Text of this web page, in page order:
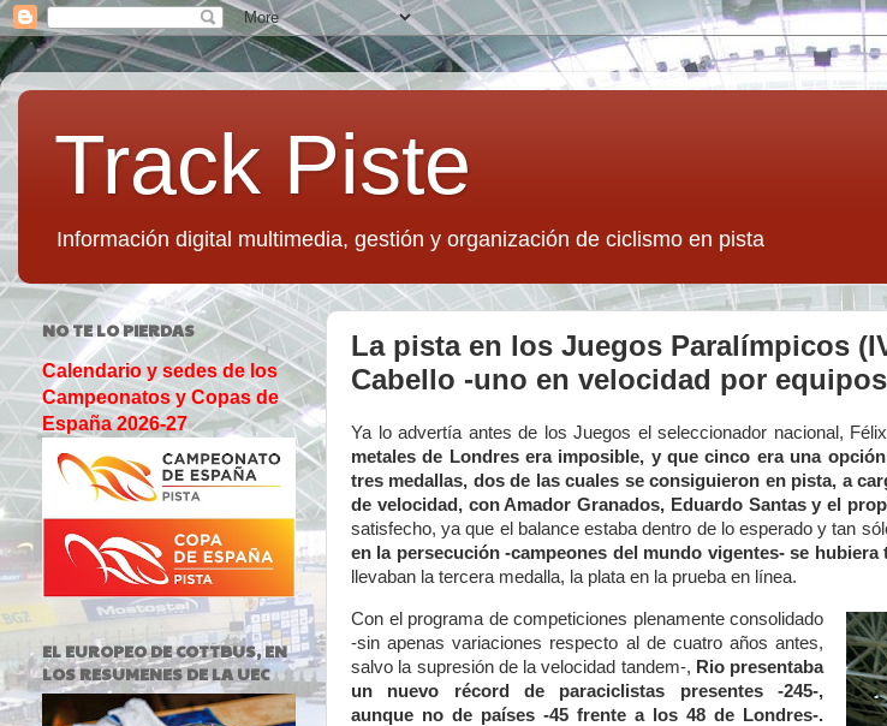
Track Piste
Información digital multimedia, gestión y organización de ciclismo en pista
La pista en los Juegos Paralímpicos
Cabello -uno en velocidad por
Ya lo advertía antes de los Juegos el seleccionador nacional,
metales de Londres era imposible, y que cinco era una
tres medallas, dos de las cuales se consiguieron en pista, a
de velocidad, con Amador Granados, Eduardo Santas y el
satisfecho, ya que el balance estaba dentro de lo esperado y tan
en la persecución -campeones del mundo vigentes- se
llevaban la tercera medalla, la plata en la prueba en línea.
Con el programa de competiciones plenamente consolidado
-sin apenas variaciones respecto al de cuatro años antes,
salvo la supresión de la velocidad tandem-, Rio presentaba
un nuevo récord de paraciclistas presentes -245-,
aunque no de países -45 frente a los 48 de Londres-.
NO TE LO PIERDAS
Calendario y sedes de los
Campeonatos y Copas de
España 2026-27
EL EUROPEO DE COTTBUS, EN
LOS RESUMENES DE LA UEC